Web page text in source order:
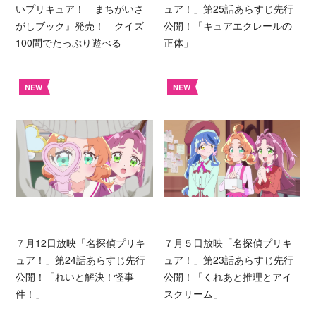
いプリキュア！ まちがいさ
がしブック』発売！ クイズ
100問でたっぷり遊べる
ュア！」第25話あらすじ先行
公開！「キュアエクレールの
正体」
NEW
７月12日放映「名探偵プリキ
ュア！」第24話あらすじ先行
公開！「れいと解決！怪事
件！」
NEW
７月５日放映「名探偵プリキ
ュア！」第23話あらすじ先行
公開！「くれあと推理とアイ
スクリーム」